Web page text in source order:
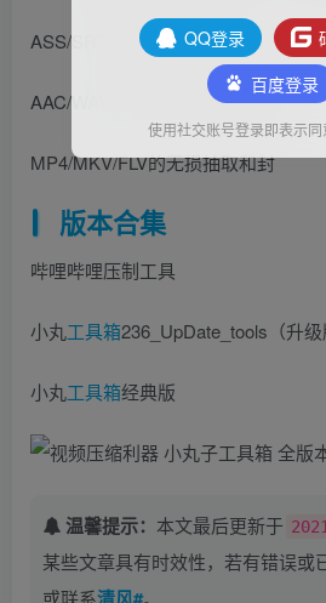
ASS/SRT字幕内嵌到视频
AAC/WAV/FLAC/ALAC音频转换
MP4/MKV/FLV的无损抽取和封
版本合集
哔哩哔哩压制工具
小丸工具箱236_UpDate_tools（升级
小丸工具箱经典版
温馨提示： 本文最后更新于
某些文章具有时效性，若有错误或
或联系清风#。
QQ登录
百度登录
使用社交账号登录即表示同